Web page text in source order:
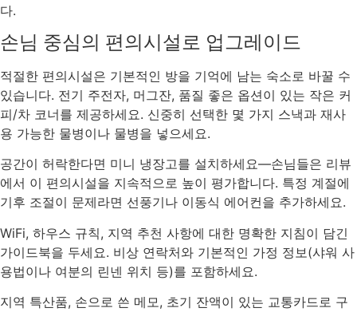
다.
손님 중심의 편의시설로 업그레이드
적절한 편의시설은 기본적인 방을 기억에 남는 숙소로 바꿀 수
있습니다. 전기 주전자, 머그잔, 품질 좋은 옵션이 있는 작은 커
피/차 코너를 제공하세요. 신중히 선택한 몇 가지 스낵과 재사
용 가능한 물병이나 물병을 넣으세요.
공간이 허락한다면 미니 냉장고를 설치하세요—손님들은 리뷰
에서 이 편의시설을 지속적으로 높이 평가합니다. 특정 계절에
기후 조절이 문제라면 선풍기나 이동식 에어컨을 추가하세요.
WiFi, 하우스 규칙, 지역 추천 사항에 대한 명확한 지침이 담긴
가이드북을 두세요. 비상 연락처와 기본적인 가정 정보(샤워 사
용법이나 여분의 린넨 위치 등)를 포함하세요.
지역 특산품, 손으로 쓴 메모, 초기 잔액이 있는 교통카드로 구